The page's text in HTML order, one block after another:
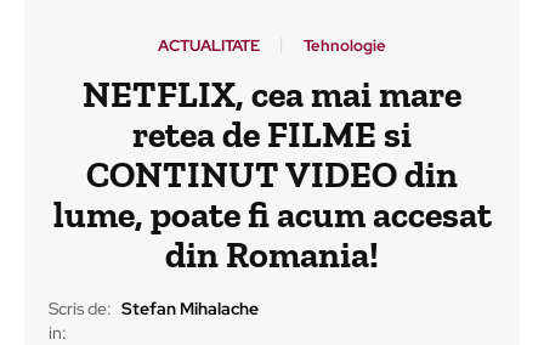
ACTUALITATE Tehnologie
NETFLIX, cea mai mare
retea de FILME si
CONTINUT VIDEO din
lume, poate fi acum accesat
din Romania!
Scris de: Stefan Mihalache
in: